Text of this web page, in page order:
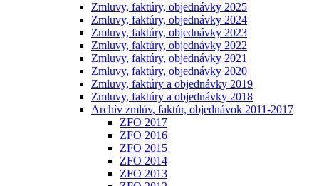
Zmluvy, faktúry, objednávky 2025
Zmluvy, faktúry, objednávky 2024
Zmluvy, faktúry, objednávky 2023
Zmluvy, faktúry, objednávky 2022
Zmluvy, faktúry, objednávky 2021
Zmluvy, faktúry, objednávky 2020
Zmluvy, faktúry a objednávky 2019
Zmluvy, faktúry a objednávky 2018
Archív zmlúv, faktúr, objednávok 2011-2017
ZFO 2017
ZFO 2016
ZFO 2015
ZFO 2014
ZFO 2013